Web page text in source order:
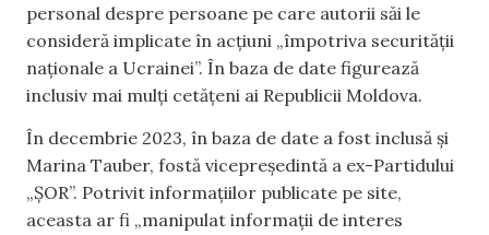
personal despre persoane pe care autorii săi le
consideră implicate în acțiuni „împotriva securității
naționale a Ucrainei”. În baza de date figurează
inclusiv mai mulți cetățeni ai Republicii Moldova.
În decembrie 2023, în baza de date a fost inclusă și
Marina Tauber, fostă vicepreședintă a ex-Partidului
„ȘOR”. Potrivit informațiilor publicate pe site,
aceasta ar fi „manipulat informații de interes